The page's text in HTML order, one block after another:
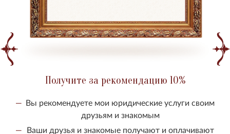
Получите за рекомендацию 10%
Вы рекомендуете мои юридические услуги своим
друзьям и знакомым
Ваши друзья и знакомые получают и оплачивают